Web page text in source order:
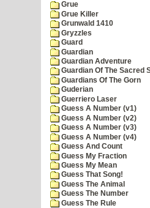
Grue
Grue Killer
Grunwald 1410
Gryzzles
Guard
Guardian
Guardian Adventure
Guardian Of The Sacred
Guardians Of The Gorn
Guderian
Guerriero Laser
Guess A Number (v1)
Guess A Number (v2)
Guess A Number (v3)
Guess A Number (v4)
Guess And Count
Guess My Fraction
Guess My Mean
Guess That Song!
Guess The Animal
Guess The Number
Guess The Rule